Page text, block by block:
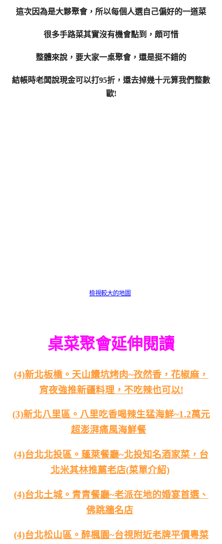
這次因為是大夥聚會，所以每個人選自己偏好的一道菜
很多手路菜其實沒有機會點到，頗可惜
整體來說，要大家一桌聚會，還是挺不錯的
結帳時老闆說現金可以打95折，還去掉幾十元算我們整數
歐!
檢視較大的地圖
桌菜聚會延伸閱讀
(4)新北板橋。天山饢坑烤肉~孜然香，花椒麻，
宵夜強推新疆料理，不吃辣也可以!
(3)新北八里區。八里吃香喝辣生猛海鮮~1.2萬元
超澎湃痛風海鮮餐
(4)台北北投區。蓬萊餐廳~北投知名酒家菜，台
北米其林推薦老店(菜單介紹)
(4)台北土城。青青餐廳~老派在地的婚宴首選、
佛跳牆名店
(4)台北松山區。醉楓園~台視附近老牌平價粵菜